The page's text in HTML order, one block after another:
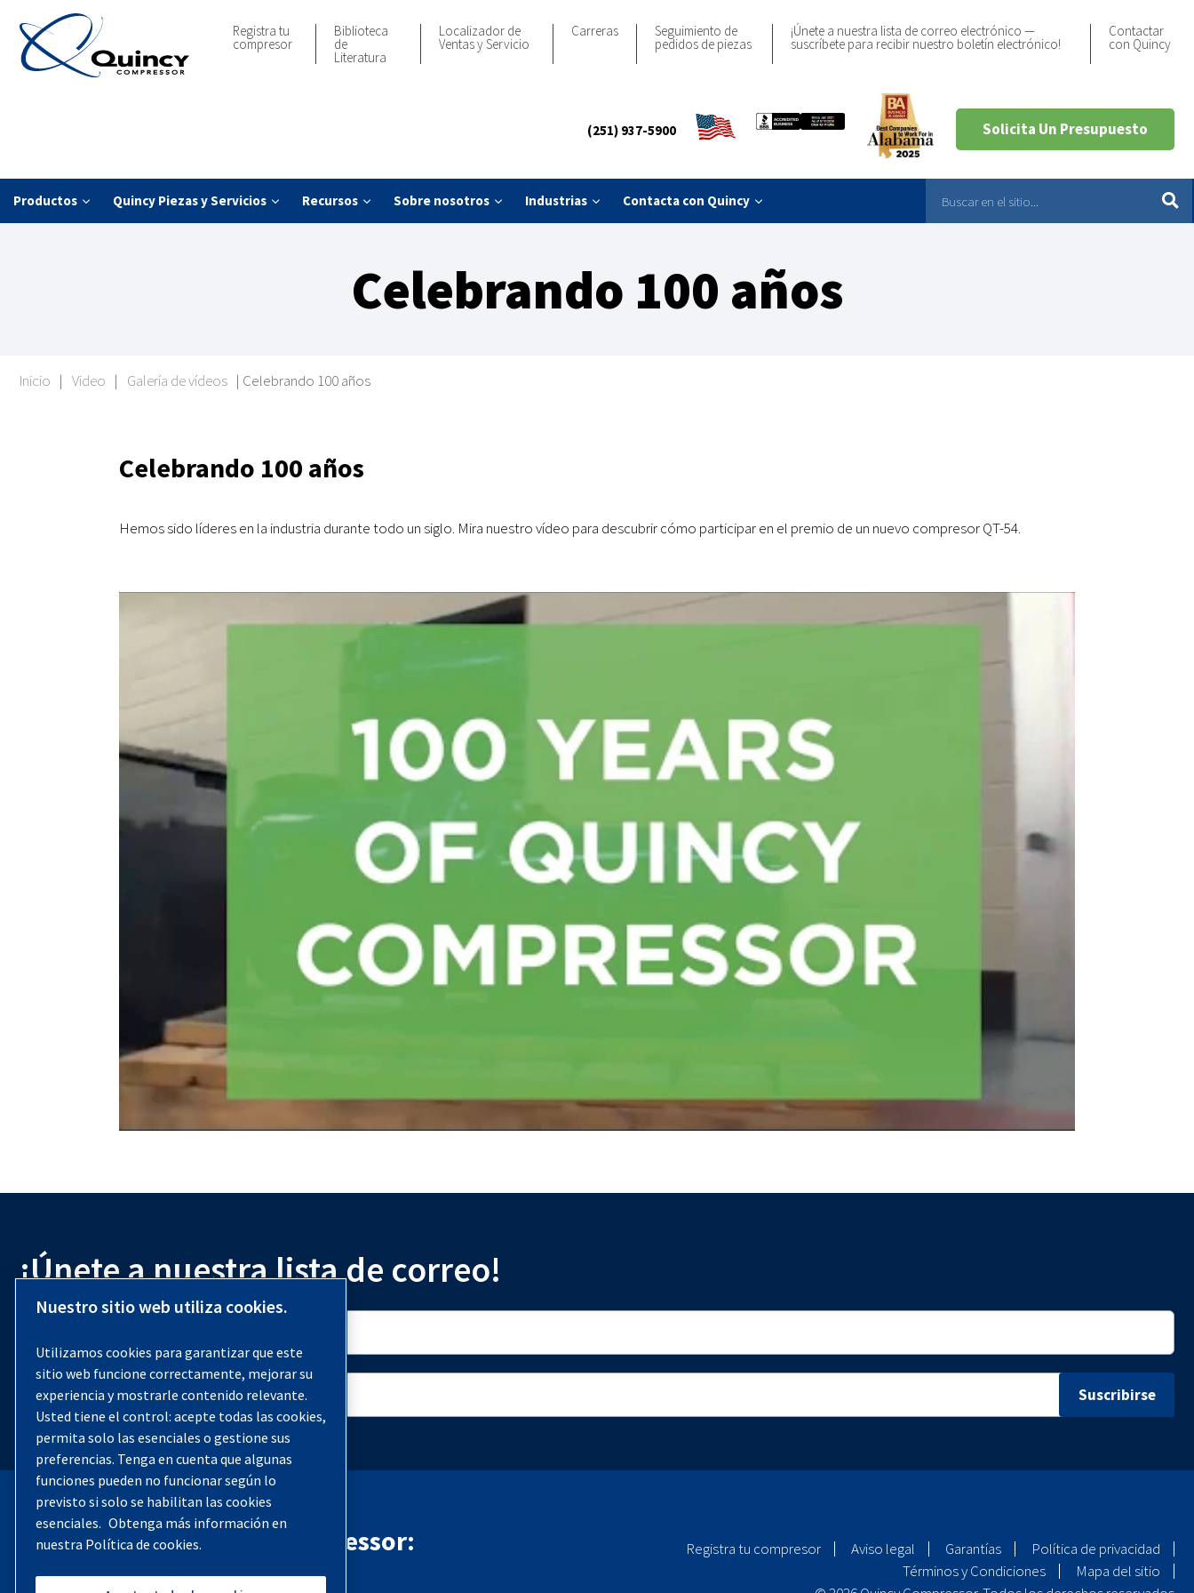
Registra tu
compresor
Biblioteca
de
Literatura
Localizador de
Ventas y Servicio
Carreras Seguimiento de
pedidos de piezas
¡Únete a nuestra lista de correo electrónico —
suscríbete para recibir nuestro boletín electrónico!
Contactar
con Quincy
(251) 937-5900 Solicita Un Presupuesto
Productos Quincy Piezas y Servicios Recursos Sobre nosotros Industrias Contacta con Quincy
Celebrando 100 años
Inicio | Video | Galería de vídeos | Celebrando 100 años
Celebrando 100 años
Hemos sido líderes en la industria durante todo un siglo. Mira nuestro vídeo para descubrir cómo participar en el premio de un nuevo compresor QT-54.
¡Únete a nuestra lista de correo!
Contacta con Quincy Compressor:
(251) 937-5900
Registra tu compresor Aviso legal Garantías
Política de privacidad
Términos y Condiciones
Mapa del sitio
Nuestro sitio web utiliza cookies.
Utilizamos cookies para garantizar que este
sitio web funcione correctamente, mejorar su
experiencia y mostrarle contenido relevante.
Usted tiene el control: acepte todas las cookies,
permita solo las esenciales o gestione sus
preferencias. Tenga en cuenta que algunas
funciones pueden no funcionar según lo
previsto si solo se habilitan las cookies
esenciales. Obtenga más información en
nuestra Política de cookies.